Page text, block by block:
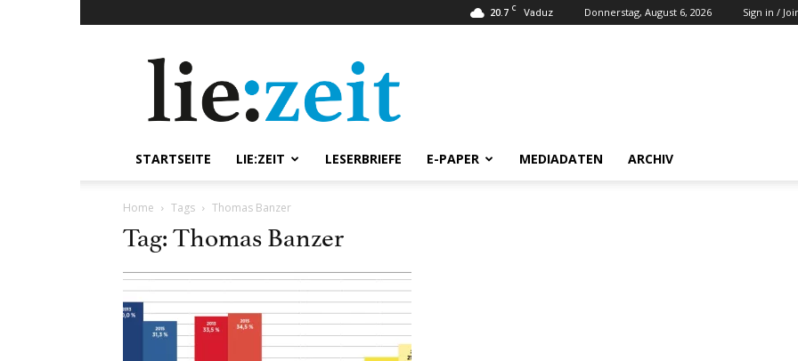
20.7 C Vaduz Donnerstag, August 6, 2026 Sign in /
STARTSEITE LIE:ZEIT LESERBRIEFE E-PAPER MEDIADATEN ARCHIV
Home Tags Thomas Banzer
Tag: Thomas Banzer